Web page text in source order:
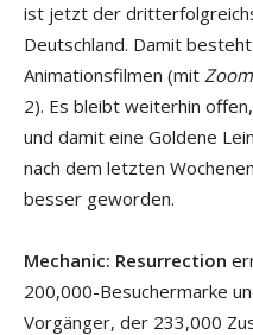
ist jetzt der
Deutschland. Damit
Animationsfilmen (mit
2). Es bleibt weiterhin
und damit eine Goldene
nach dem letzten
besser geworden.
Mechanic: Resurrection
200,000-Besuchermarke
Vorgänger, der 233,000